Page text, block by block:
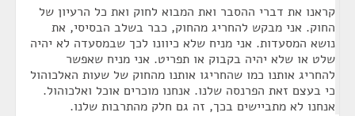
קראנו את דברי ההסבר ואת המבוא לחוק ואת כל הרעיון של
החוק. אני מבקש להחריג מהחוק, כבר בשלב הבסיסי, את
נושא המסעדות. אני מניח שלא כיוונו לכך שבמסעדה לא יהיה
שלט או שלא יהיה בקבוק או תפריט. אני מניח שאפשר
להחריג אותנו כמו שהחריגו אותנו מהחוק של שעות האלכוהול
כי בעצם זאת הפרנסה שלנו. אנחנו מוכרים אוכל ואלכוהול.
אנחנו לא מתביישים בכך, זה גם חלק מהתרבות שלנו.